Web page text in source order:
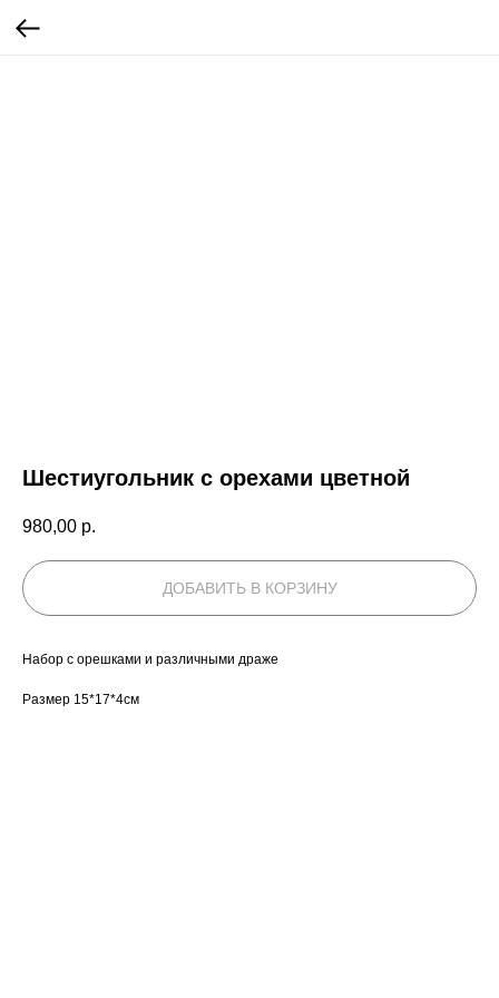
Шестиугольник с орехами цветной
980,00 р.
ДОБАВИТЬ В КОРЗИНУ
Набор с орешками и различными драже
Размер 15*17*4см